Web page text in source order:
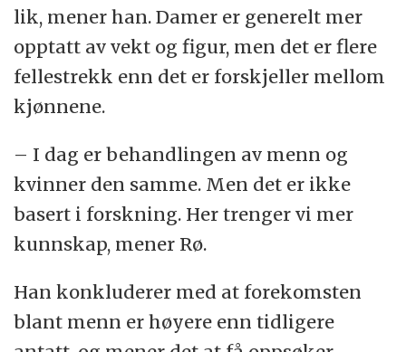
lik, mener han. Damer er generelt mer
opptatt av vekt og figur, men det er flere
fellestrekk enn det er forskjeller mellom
kjønnene.
– I dag er behandlingen av menn og
kvinner den samme. Men det er ikke
basert i forskning. Her trenger vi mer
kunnskap, mener Rø.
Han konkluderer med at forekomsten
blant menn er høyere enn tidligere